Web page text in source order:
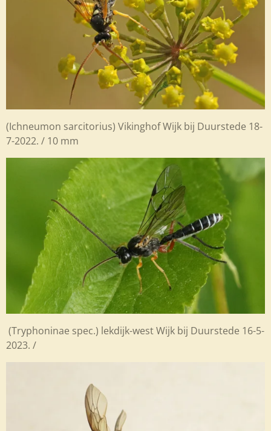
(Ichneumon sarcitorius) Vikinghof Wijk bij Duurstede 18-
7-2022. / 10 mm
(Tryphoninae spec.) lekdijk-west Wijk bij Duurstede 16-5-
2023. /